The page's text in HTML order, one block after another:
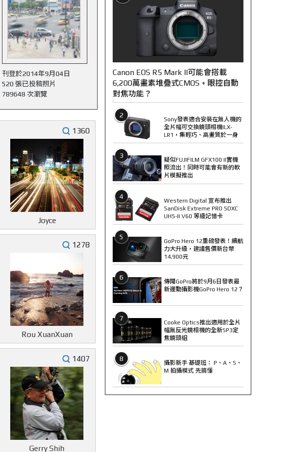
刊登於2014年9月04日
520 張已投稿照片
789648 次瀏覽
1360
Joyce
1278
Rou XuanXuan
1407
Gerry Shih
Canon EOS R5 Mark II可能會搭載
6,200萬畫素堆疊式CMOS + 眼控自動
對焦功能？
2
Sony發表適合安裝在無人機的
全片幅可交換鏡頭相機ILX-
LR1，集輕巧、高畫質於一身
3
疑似FUJIFILM GFX100 II實機
照流出！同時可能會有新的軟
片模擬推出
4
Western Digital 宣布推出
SanDisk Extreme PRO SDXC
UHS-II V60 等級記憶卡
5
GoPro Hero 12重磅發表！續航
力大升級，建議售價新台幣
14,900元
6
傳聞GoPro將於9月6日發表最
新運動攝影機GoPro Hero 12？
7
Cooke Optics推出適用於全片
幅無反光鏡相機的全新SP3定
焦鏡頭組
8
攝影新手 基礎班： P、A、S、
M 拍攝模式 先搞懂